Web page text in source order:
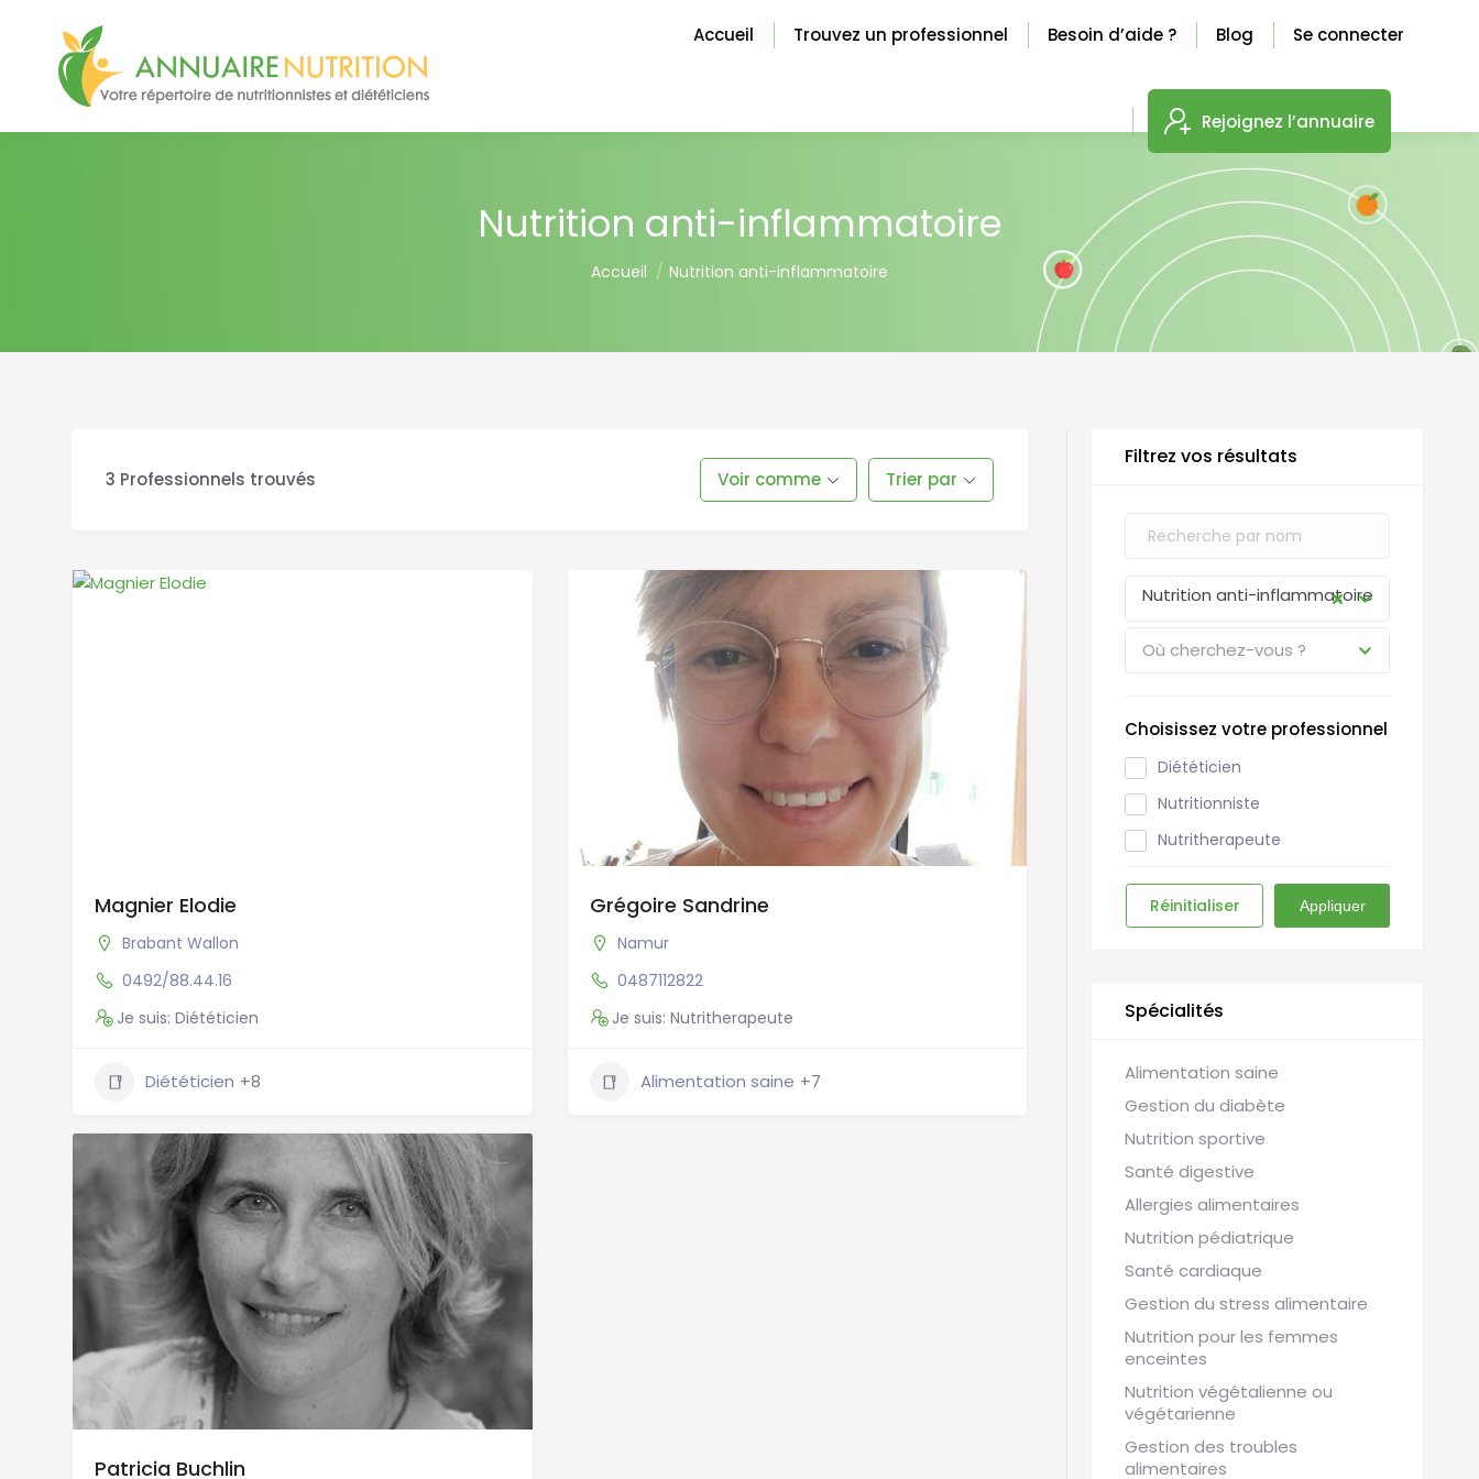
Accueil Trouvez un professionnel Besoin d’aide ? Blog Se connecter
Rejoignez l’annuaire
Nutrition anti-inflammatoire
You are here:
Accueil Nutrition anti-inflammatoire
3 Professionnels trouvés Voir comme Trier par
Magnier Elodie
Brabant Wallon
0492/88.44.16
Je suis: Diététicien
Diététicien +8
Grégoire Sandrine
Namur
0487112822
Je suis: Nutritherapeute
Alimentation saine +7
Patricia Buchlin
Filtrez vos résultats
Nutrition anti-inflammatoire
Où cherchez-vous ?
Choisissez votre professionnel
Diététicien
Nutritionniste
Nutritherapeute
Réinitialiser Appliquer
Spécialités
Alimentation saine
Gestion du diabète
Nutrition sportive
Santé digestive
Allergies alimentaires
Nutrition pédiatrique
Santé cardiaque
Gestion du stress alimentaire
Nutrition pour les femmes
enceintes
Nutrition végétalienne ou
végétarienne
Gestion des troubles
alimentaires